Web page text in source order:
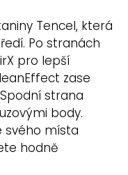
Tencel, která
Po stranách
pro lepší
zase
strana
body.
svého místa
hodně